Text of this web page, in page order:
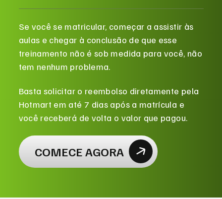
Se você se matricular, começar a assistir às
aulas e chegar à conclusão de que esse
treinamento não é sob medida para você, não
tem nenhum problema.
Basta solicitar o reembolso diretamente pela
Hotmart em até 7 dias após a matrícula e
você receberá de volta o valor que pagou.
COMECE AGORA